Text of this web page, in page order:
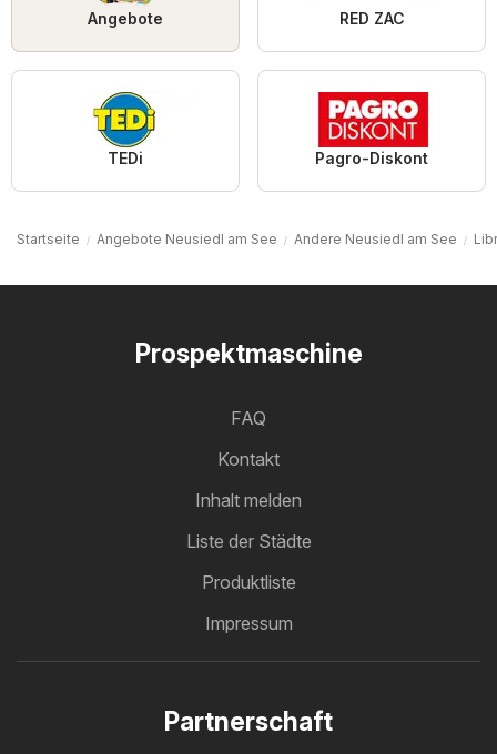
Angebote RED ZAC
TEDi Pagro-Diskont
Startseite Angebote Neusiedl am See Andere Neusiedl am See
Prospektmaschine
FAQ
Kontakt
Inhalt melden
Liste der Städte
Produktliste
Impressum
Partnerschaft